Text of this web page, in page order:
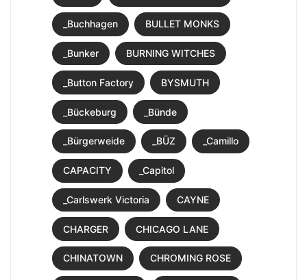
_Buchhagen BULLET MONKS
_Bunker BURNING WITCHES
_Button Factory BYSMUTH
_Bückeburg _Bünde
_Bürgerweide _BÜZ _Camillo
CAPACITY _Capitol
_Carlswerk Victoria CAYNE
CHARGER CHICAGO LANE
CHINATOWN CHROMING ROSE